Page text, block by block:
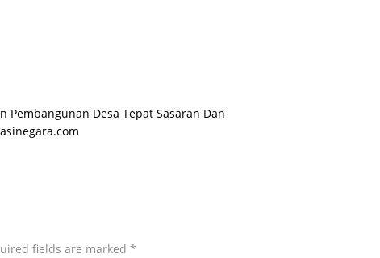
Pembangunan Desa Tepat Sasaran Dan
fields are marked *